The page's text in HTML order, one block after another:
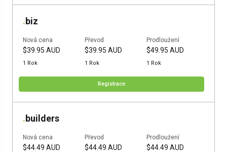
.biz
Nová cena
$39.95 AUD
1 Rok
Převod
$39.95 AUD
1 Rok
Prodloužení
$49.95 AUD
1 Rok
Registrace
.builders
Nová cena
$44.49 AUD
Převod
$44.49 AUD
Prodloužení
$44.49 AUD